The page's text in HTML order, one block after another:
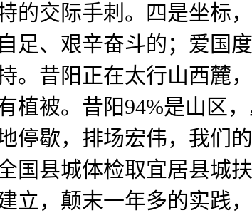
的交际手刺。四是坐标
足、艰辛奋斗的；爱国
。昔阳正在太行山西麓
植被。昔阳94%是山区
停歇，排场宏伟，我们
国县城体检取宜居县城
立，颠末一年多的实践